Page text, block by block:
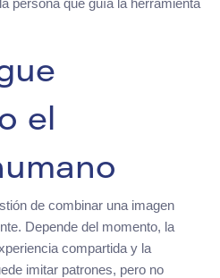
el
de combinar una imagen
Depende del momento, la
compartida y la
imitar patrones, pero no